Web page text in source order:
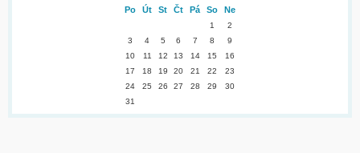
Po Út St Čt Pá So Ne
1
2
3
4 5 6 7 8
9
10
11 12 13 14 15
16
17
18 19 20 21 22
23
24
25 26 27 28 29
30
31